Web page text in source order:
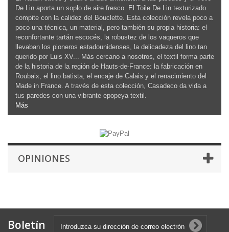
De Lin aporta un soplo de aire fresco. El Toile De Lin texturizado
compite con la calidez del Bouclette. Esta colección revela poco a
poco una técnica, un material, pero también su propia historia: el
reconfortante tartán escocés, la robustez de los vaqueros que
llevaban los pioneros estadounidenses, la delicadeza del lino tan
querido por Luis XV... Más cercano a nosotros, el textil forma parte
de la historia de la región de Hauts-de-France: la fabricación en
Roubaix, el lino batista, el encaje de Calais y el renacimiento del
Made in France. A través de esta colección, Casadeco da vida a
tus paredes con una vibrante epopeya textil.
Más
OPINIONES
Boletín